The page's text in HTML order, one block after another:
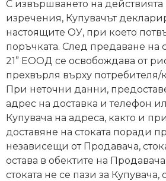
от
Weberest
С извършването на
изречения, Купувачът
настоящите ОУ, при което
поръчката. След предаване на
21” ЕООД се освобождава от
прехвърля върху потребителя/
При неточни данни,
адрес на доставка и телефон
Купувача на адреса, както и
доставяне на стоката поради
независещи от Продавача,
остава в обектите на
стоката не се пази за Купувача,